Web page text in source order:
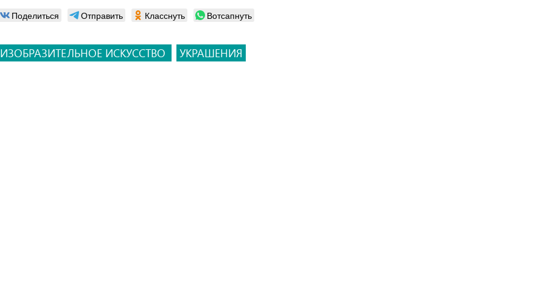
Поделиться Отправить Класснуть Вотсапнуть
ИЗОБРАЗИТЕЛЬНОЕ ИСКУССТВО УКРАШЕНИЯ